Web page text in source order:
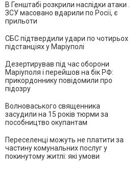
В Генштабі розкрили наслідки атаки .
ЗСУ масовано вдарили по Росії, є
прильоти
СБС підтвердили удари по чотирьох
підстанціях у Маріуполі
Дезертирував під час оборони
Маріуполя і перейшов на бік РФ:
прикордоннику повідомили про
підозру
Волноваського священника
засудили на 15 років тюрми за
пособництво окупантам
Переселенці можуть не платити за
частину комунальних послуг у
покинутому житлі: які умови